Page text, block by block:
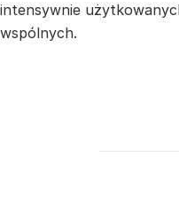
intensywnie
wspólnych.